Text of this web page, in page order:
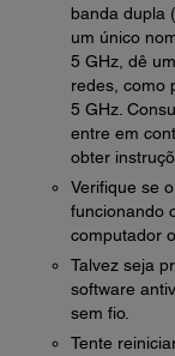
banda dupla
um único
5 GHz, dê
redes, como
5 GHz.
entre em
obter
Verifique se
funcionando
computador
Talvez seja
software
sem fio.
Tente